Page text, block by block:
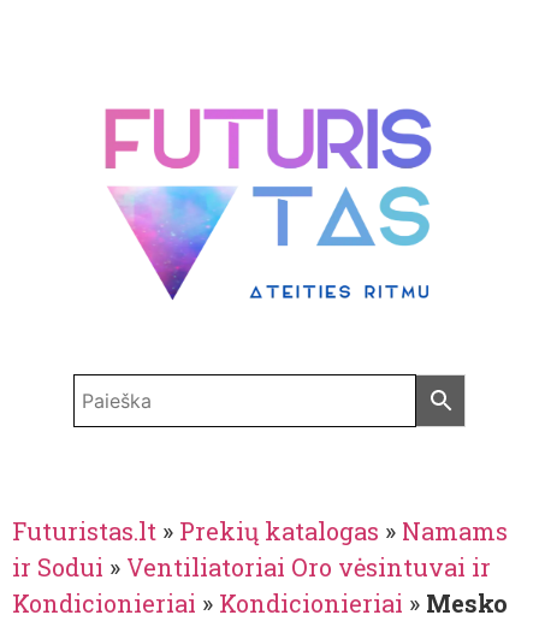
Futuristas.lt » Prekių katalogas » Namams
ir Sodui » Ventiliatoriai Oro vėsintuvai ir
Kondicionieriai » Kondicionieriai » Mesko